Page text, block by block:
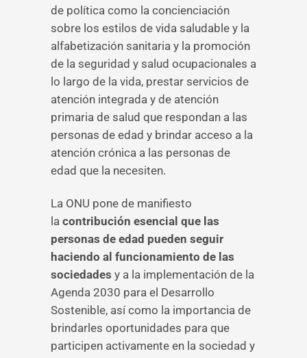
de política como la concienciación
sobre los estilos de vida saludable y la
alfabetización sanitaria y la promoción
de la seguridad y salud ocupacionales a
lo largo de la vida, prestar servicios de
atención integrada y de atención
primaria de salud que respondan a las
personas de edad y brindar acceso a la
atención crónica a las personas de
edad que la necesiten.
La ONU pone de manifiesto
la contribución esencial que las
personas de edad pueden seguir
haciendo al funcionamiento de las
sociedades y a la implementación de la
Agenda 2030 para el Desarrollo
Sostenible, así como la importancia de
brindarles oportunidades para que
participen activamente en la sociedad y